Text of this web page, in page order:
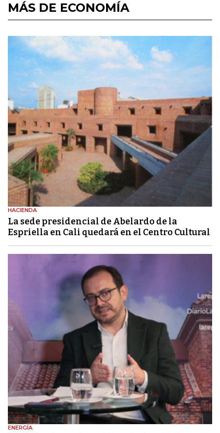
MÁS DE ECONOMÍA
HACIENDA
La sede presidencial de Abelardo de la
Espriella en Cali quedará en el Centro Cultural
ENERGÍA